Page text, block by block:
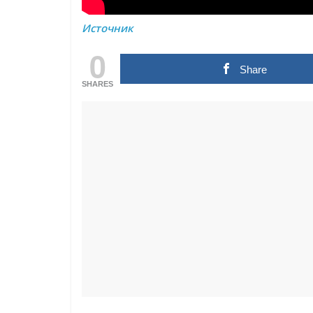
Источник
0
SHARES
Share